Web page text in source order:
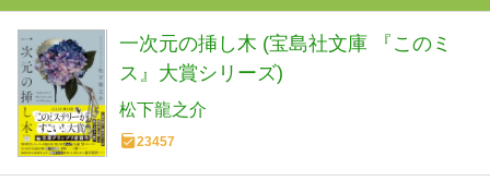
一次元の挿し木 (宝島社文庫 『このミ
ス』大賞シリーズ)
松下龍之介
23457